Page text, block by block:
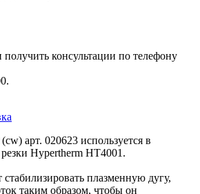
консультации по телефону
арт. 020623 используется в
Hypertherm HT4001.
стабилизировать плазменную дугу,
таким образом, чтобы он